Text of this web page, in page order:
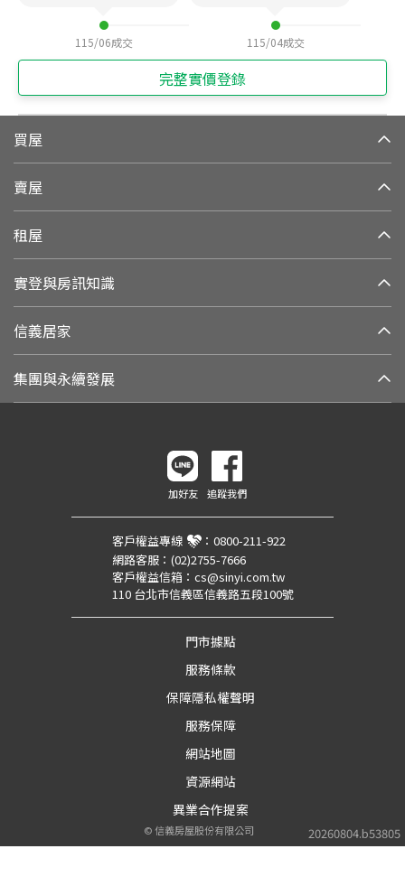
115/06成交 115/04成交
完整實價登錄
買屋
賣屋
租屋
實登與房訊知識
信義居家
集團與永續發展
20260804.b53805
加好友 追蹤我們
客戶權益專線 ： 0800-211-922
網路客服： (02)2755-7666
客戶權益信箱： cs@sinyi.com.tw
110 台北市信義區信義路五段100號
門市據點
服務條款
保障隱私權聲明
服務保障
網站地圖
資源網站
異業合作提案
©信義房屋股份有限公司